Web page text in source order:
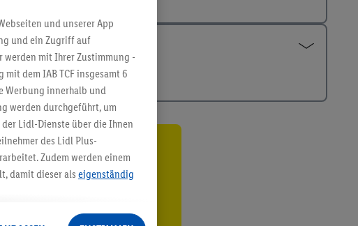
anmelden
und unserer App
und ein Zugriff auf
mit Ihrer Zustimmung -
dem IAB TCF insgesamt 6
Werbung innerhalb und
werden durchgeführt, um
Lidl-Dienste über die Ihnen
des Lidl Plus-
Zudem werden einem
damit dieser als eigenständig